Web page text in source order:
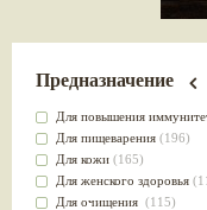
Предназначение
Для повышения
Для пищеварения (196)
Для кожи (165)
Для женского здоровья
Для очищения (115)